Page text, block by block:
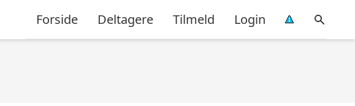
Forside Deltagere Tilmeld Login